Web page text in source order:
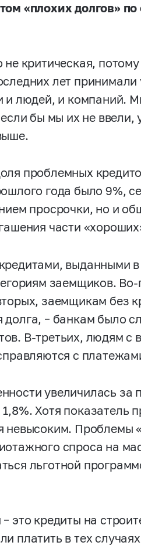
«плохих долгов»
критическая, потому
лет
и людей, и компаний.
бы мы их не ввели,
проблемных
года было 9%,
просрочки, но и
части
выданными в
заемщиков.
заемщикам без
– банкам было
В-третьих, людям с
с
увеличилась за
Хотя показатель
невысоким. Проблемы
спроса на
льготной
это кредиты на
в тех